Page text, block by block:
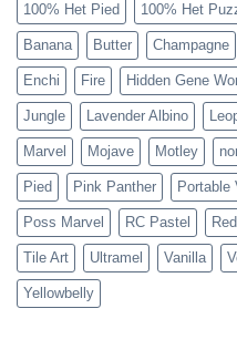
100% Het Pied 100% Het
Banana Butter Champagne
Enchi Fire Hidden Gene
Jungle Lavender Albino
Marvel Mojave Motley
Pied Pink Panther Portable
Poss Marvel RC Pastel
Tile Art Ultramel Vanilla
Yellowbelly